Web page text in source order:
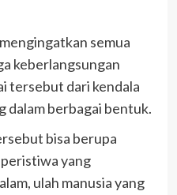
semua
keberlangsungan
tersebut dari kendala
dalam berbagai bentuk.
bisa berupa
yang
ulah manusia yang